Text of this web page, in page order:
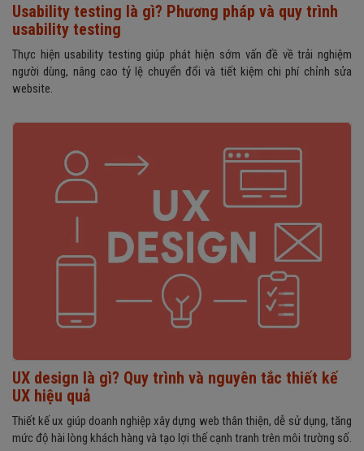
Usability testing là gì? Phương pháp và quy trình
usability testing
Thực hiện usability testing giúp phát hiện sớm vấn đề về trải nghiệm
người dùng, nâng cao tỷ lệ chuyển đổi và tiết kiệm chi phí chỉnh sửa
website.
UX design là gì? Quy trình và nguyên tắc thiết kế
UX hiệu quả
Thiết kế ux giúp doanh nghiệp xây dựng web thân thiện, dễ sử dụng, tăng
mức độ hài lòng khách hàng và tạo lợi thế cạnh tranh trên môi trường số.